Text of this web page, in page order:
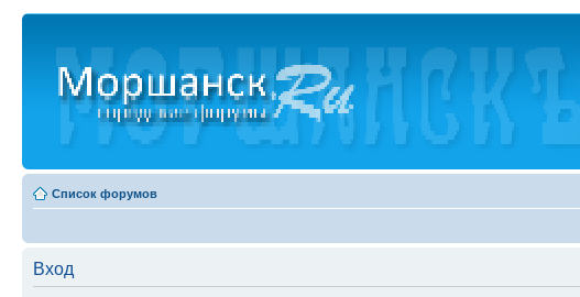
Список форумов
Вход